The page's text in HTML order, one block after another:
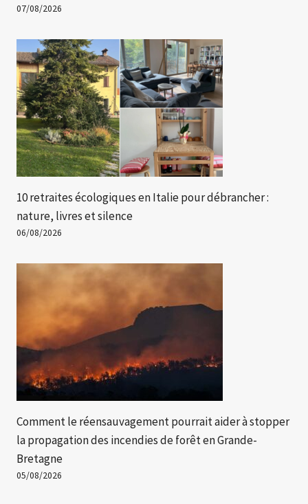
07/08/2026
10 retraites écologiques en Italie pour débrancher :
nature, livres et silence
06/08/2026
Comment le réensauvagement pourrait aider à stopper
la propagation des incendies de forêt en Grande-
Bretagne
05/08/2026